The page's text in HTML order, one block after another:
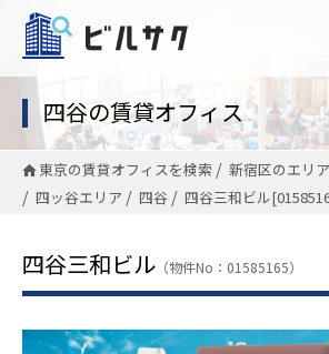
四谷の賃貸オフィス
東京の賃貸オフィスを検索 新宿区のエリ
四ッ谷エリア
四谷 四谷三和ビル
四谷三和ビル （物件No：01585165）